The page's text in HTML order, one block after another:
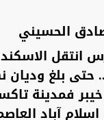
الحسيني
انتقل
بلغ وديان
فمدينة
آباد